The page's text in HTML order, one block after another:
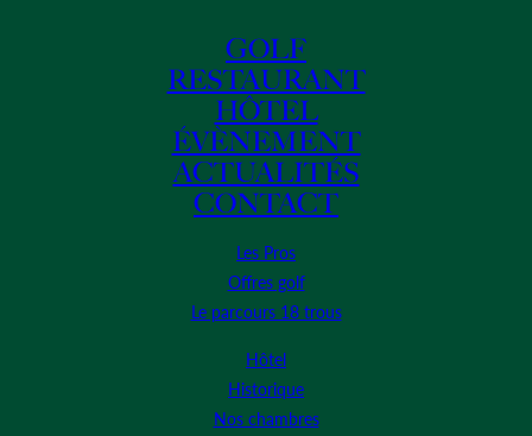
GOLF
RESTAURANT
HÔTEL
ÉVÈNEMENT
ACTUALITÉS
CONTACT
Les Pros
Offres golf
Le parcours 18 trous
Hôtel
Historique
Nos chambres